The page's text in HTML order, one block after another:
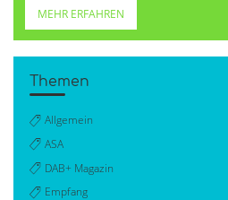
MEHR ERFAHREN
Themen
Allgemein
ASA
DAB+ Magazin
Empfang